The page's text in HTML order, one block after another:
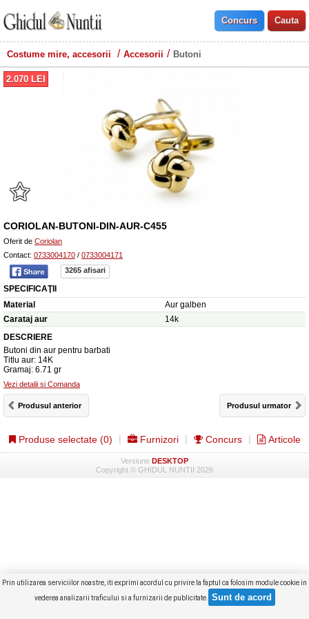
Costume mire, accesorii Accesorii Butoni
2.070 LEI
CORIOLAN-BUTONI-DIN-AUR-C455
Oferit de Coriolan
Contact: 0733004170 / 0733004171
3265 afisari
SPECIFICAŢII
Material
Aur galben
Carataj aur
14k
DESCRIERE
Butoni din aur pentru barbati
Titlu aur: 14K
Gramaj: 6.71 gr
Vezi detalii si Comanda
Produsul anterior Produsul urmator
Prin utilizarea serviciilor noastre, iti exprimi acordul cu privire la faptul ca folosim module cookie in
vederea analizarii traficului si a furnizarii de publicitate.
Produse selectate (0) Furnizori Concurs Articole
Versiune DESKTOP
Copyright © GHIDUL NUNTII 2026